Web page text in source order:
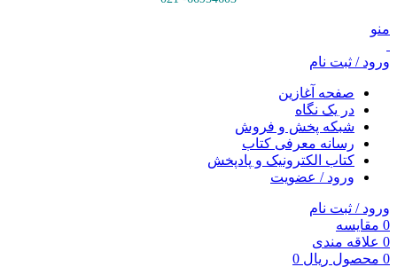
منو
ورود / ثبت نام
صفحه آغازین
در یک نگاه
شبکه پخش و فروش
رسانه معرفی کتاب
کتاب الکترونیک و پادپخش
ورود / عضویت
ورود / ثبت نام
0 مقایسه
0 علاقه مندی
0 محصول ریال